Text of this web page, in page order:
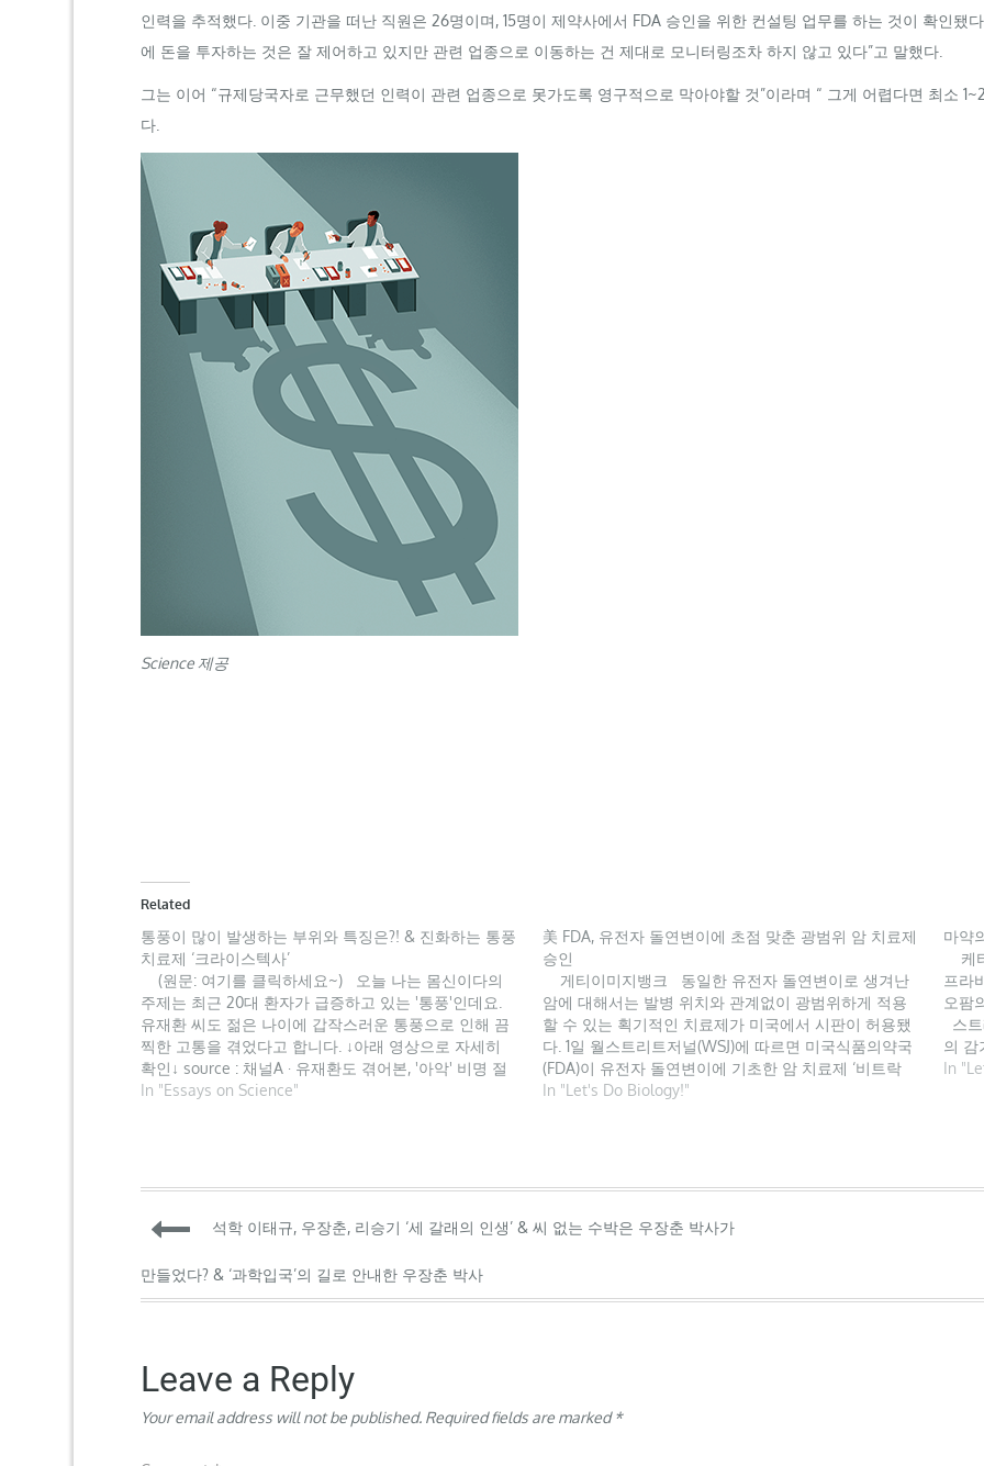
인력을 추적했다. 이중 기관을 떠난 직원은 26명이며, 15명이 제약사에서 FDA승인을 위한 컨설팅 업무를 하는 것이 확인됐
에 돈을 투자하는 것은 잘 제어하고 있지만 관련 업종으로 이동하는 건 제대로 모니터링조차 하지 않고 있다”고 말했다.
그는 이어 “규제당국자로 근무했던 인력이 관련 업종으로 못가도록 영구적으로 막아야할 것”이라며 “ 그게 어렵다면 최소
다.
Science제공
Related
통풍이 많이 발생하는 부위와 특징은?! & 진화하는 통풍
치료제 ‘크라이스텍사’
(원문: 여기를 클릭하세요~) 오늘 나는 몸신이다의
주제는 최근 20대 환자가 급증하고 있는 '통풍'인데요.
유재환 씨도 젊은 나이에 갑작스러운 통풍으로 인해 끔
찍한 고통을 겪었다고 합니다. ↓아래 영상으로 자세히
확인↓ source : 채널A · 유재환도 겪어본, '아악' 비명 절
로 나오는 이 질환은?! 통풍이란 무엇일까요? 통풍이란
In "Essays on Science"
美 FDA, 유전자 돌연변이에 초점 맞춘 광범위 암 치료제
승인
게티이미지뱅크 동일한 유전자 돌연변이로 생겨난
암에 대해서는 발병 위치와 관계없이 광범위하게 적용
할 수 있는 획기적인 치료제가 미국에서 시판이 허용됐
다. 1일 월스트리트저널(WSJ)에 따르면 미국식품의약국
(FDA)이 유전자 돌연변이에 기초한 암 치료제 ‘비트락
비’를 승인한 것으로 알려졌다. 독일 제약사 바이엘과 미
In "Let's Do Biology!"
마약
케
프라
오팜
스
의 감
30여
In
Post
navigation
석학 이태규, 우장춘, 리승기 ‘세 갈래의 인생’ & 씨 없는 수박은 우장춘 박사가
만들었다? & ‘과학입국’의 길로 안내한 우장춘 박사
Leave a Reply
Your email address will not be published. Required fields are marked*